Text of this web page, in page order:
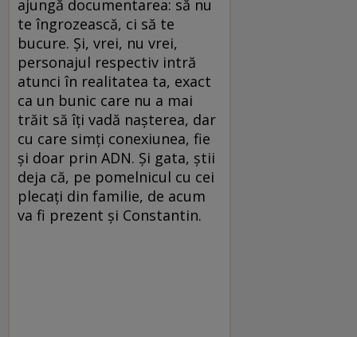
ajungă documentarea: să nu
te îngrozească, ci să te
bucure. Și, vrei, nu vrei,
personajul respectiv intră
atunci în realitatea ta, exact
ca un bunic care nu a mai
trăit să îți vadă nașterea, dar
cu care simți conexiunea, fie
și doar prin ADN. Și gata, știi
deja că, pe pomelnicul cu cei
plecați din familie, de acum
va fi prezent și Constantin.